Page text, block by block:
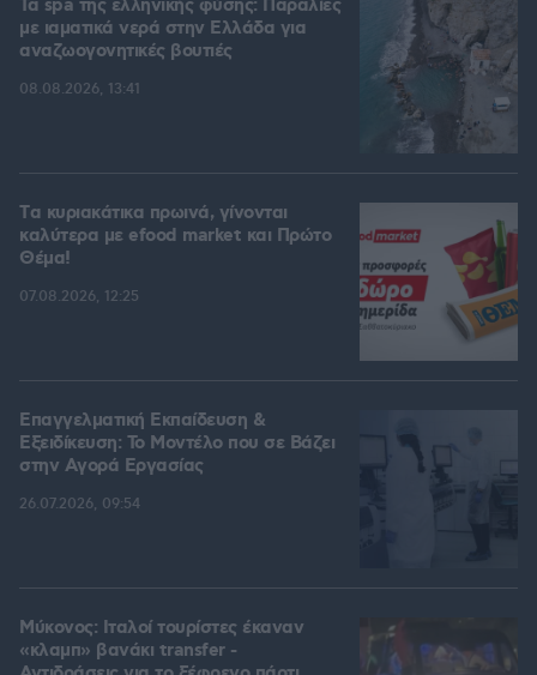
Τα spa της ελληνικής φύσης: Παραλίες
με ιαματικά νερά στην Ελλάδα για
αναζωογονητικές βουτιές
08.08.2026, 13:41
Tα κυριακάτικα πρωινά, γίνονται
καλύτερα με efood market και Πρώτο
Θέμα!
07.08.2026, 12:25
Επαγγελματική Εκπαίδευση &
Εξειδίκευση: Το Mοντέλο που σε Bάζει
στην Aγορά Eργασίας
26.07.2026, 09:54
Μύκονος: Ιταλοί τουρίστες έκαναν
«κλαμπ» βανάκι transfer -